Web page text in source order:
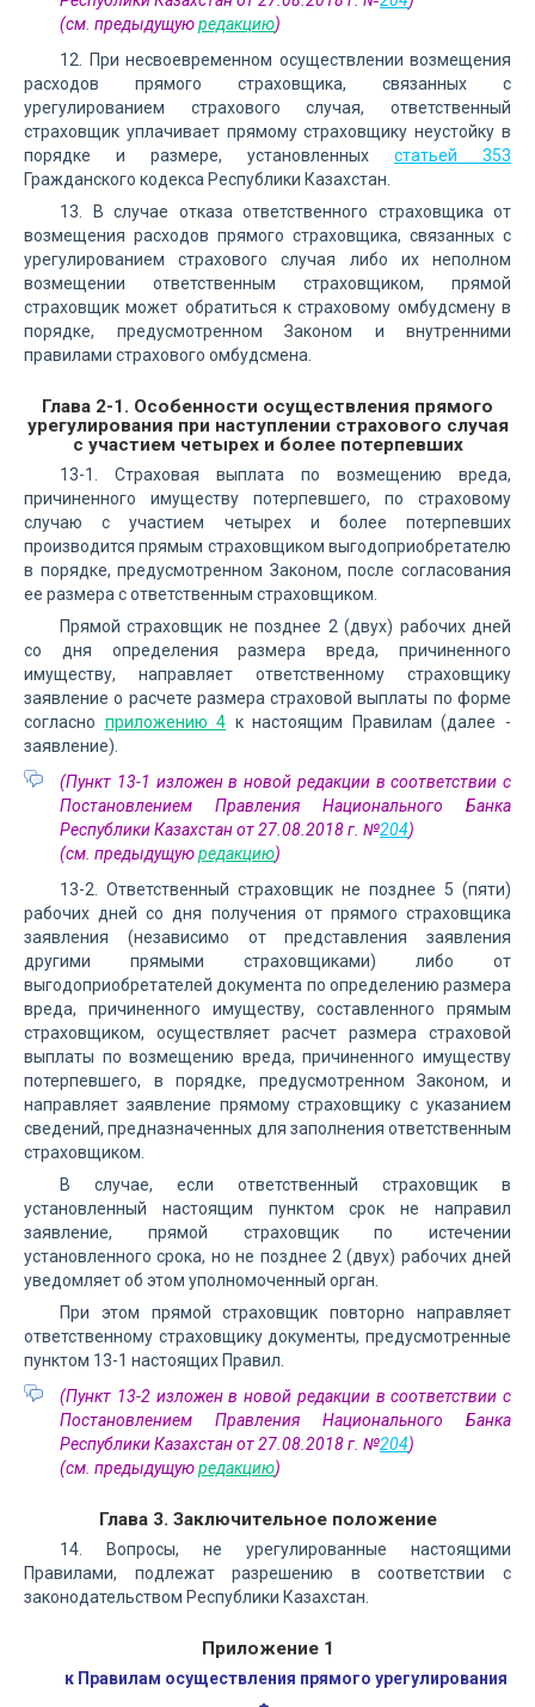
(см. предыдущуюредакцию)
12. При несвоевременном осуществлении возмещения
расходов прямого страховщика, связанных с
урегулированием страхового случая, ответственный
страховщик уплачивает прямому страховщику неустойку в
порядке и размере, установленных статьей 353
Гражданского кодекса Республики Казахстан.
13. В случае отказа ответственного страховщика от
возмещения расходов прямого страховщика, связанных с
урегулированием страхового случая либо их неполном
возмещении ответственным страховщиком, прямой
страховщик может обратиться к страховому омбудсмену в
порядке, предусмотренном Законом и внутренними
правилами страхового омбудсмена.
Глава 2-1. Особенности осуществления прямого
урегулирования при наступлении страхового случая
с участием четырех и более потерпевших
13-1. Страховая выплата по возмещению вреда,
причиненного имуществу потерпевшего, по страховому
случаю с участием четырех и более потерпевших
производится прямым страховщиком выгодоприобретателю
в порядке, предусмотренном Законом, после согласования
ее размера с ответственным страховщиком.
Прямой страховщик не позднее 2 (двух) рабочих дней
со дня определения размера вреда, причиненного
имуществу, направляет ответственному страховщику
заявление о расчете размера страховой выплаты по форме
согласно приложению 4 к настоящим Правилам (далее -
заявление).
(Пункт 13-1 изложен в новой редакции в соответствии с
Постановлением Правления Национального Банка
Республики Казахстан от 27.08.2018 г. №204)
(см. предыдущуюредакцию)
13-2. Ответственный страховщик не позднее 5 (пяти)
рабочих дней со дня получения от прямого страховщика
заявления (независимо от представления заявления
другими прямыми страховщиками) либо от
выгодоприобретателей документа по определению размера
вреда, причиненного имуществу, составленного прямым
страховщиком, осуществляет расчет размера страховой
выплаты по возмещению вреда, причиненного имуществу
потерпевшего, в порядке, предусмотренном Законом, и
направляет заявление прямому страховщику с указанием
сведений, предназначенных для заполнения ответственным
страховщиком.
В случае, если ответственный страховщик в
установленный настоящим пунктом срок не направил
заявление, прямой страховщик по истечении
установленного срока, но не позднее 2 (двух) рабочих дней
уведомляет об этом уполномоченный орган.
При этом прямой страховщик повторно направляет
ответственному страховщику документы, предусмотренные
пунктом 13-1 настоящих Правил.
(Пункт 13-2 изложен в новой редакции в соответствии с
Постановлением Правления Национального Банка
Республики Казахстан от 27.08.2018 г. №204)
(см. предыдущуюредакцию)
Глава 3. Заключительное положение
14. Вопросы, не урегулированные настоящими
Правилами, подлежат разрешению в соответствии с
законодательством Республики Казахстан.
Приложение 1
к Правилам осуществления прямого урегулирования